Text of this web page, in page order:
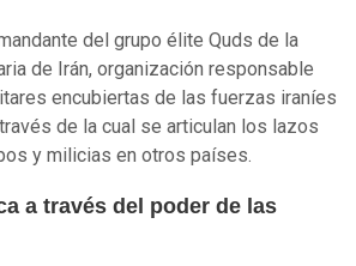
del grupo élite Quds de la
de Irán, organización responsable
encubiertas de las fuerzas iraníes
de la cual se articulan los lazos
y milicias en otros países.
a través del poder de las